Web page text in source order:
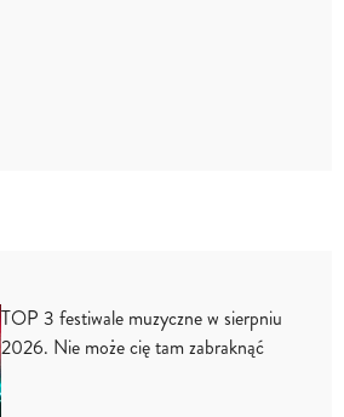
TOP 3 festiwale muzyczne w sierpniu
2026. Nie może cię tam zabraknąć